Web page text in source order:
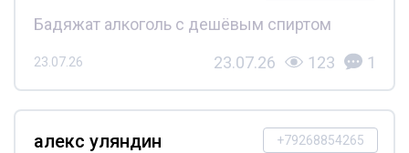
Бадяжат алкоголь с дешёвым спиртом
23.07.26 23.07.26 123 1
+79268854265
алекс уляндин